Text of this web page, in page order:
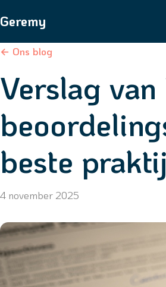
Geremy
← Ons blog
Verslag van
beste
4 november 2025